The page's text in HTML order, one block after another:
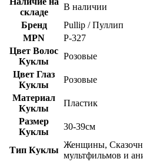
складе
В наличии
Бренд
Pullip / Пуллип
MPN
P-327
Цвет Волос
Куклы
Розовые
Цвет Глаз
Куклы
Розовые
Материал
Куклы
Пластик
Размер
Куклы
30-39см
Тип Куклы
Женщины,
мультфильмов и